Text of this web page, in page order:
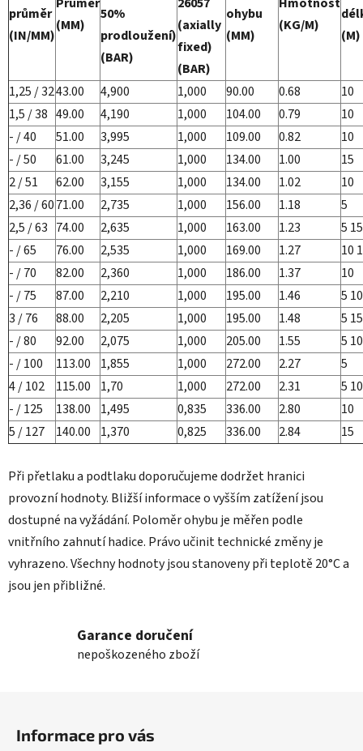
průměr
(IN/MM)
(MM)
50%
prodloužení)
(BAR)
(axially
fixed)
(BAR)
ohybu
(MM)
(KG/M)
(M)
1,25 / 3243.00 4,900 1,000 90.00 0.68
10
1,5 / 38 49.00 4,190 1,000 104.00 0.79
10
- / 40
51.00 3,995 1,000 109.00 0.82
10
- / 50
61.00 3,245 1,000 134.00 1.00
15
2 / 51
62.00 3,155 1,000 134.00 1.02
10
2,36 / 6071.00 2,735 1,000 156.00 1.18
5
2,5 / 63 74.00 2,635 1,000 163.00 1.23
5 15
- / 65
76.00 2,535 1,000 169.00 1.27
10
- / 70
82.00 2,360 1,000 186.00 1.37
10
- / 75
87.00 2,210 1,000 195.00 1.46
5 10
3 / 76
88.00 2,205 1,000 195.00 1.48
5 15
- / 80
92.00 2,075 1,000 205.00 1.55
5 10
- / 100
113.00 1,855 1,000 272.00 2.27
5
4 / 102
115.00 1,70 1,000 272.00 2.31
5
- / 125
138.00 1,495 0,835 336.00 2.80
10
5 / 127
140.00 1,370 0,825 336.00 2.84 15
Při přetlaku a podtlaku doporučujeme dodržet hranici
provozní hodnoty. Bližší informace o vyšším zatížení jsou
dostupné na vyžádání. Poloměr ohybu je měřen podle
vnitřního zahnutí hadice. Právo učinit technické změny je
vyhrazeno. Všechny hodnoty jsou stanoveny při teplotě 20°C a
jsou jen přibližné.
Garance doručení
nepoškozeného zboží
Informace pro vás